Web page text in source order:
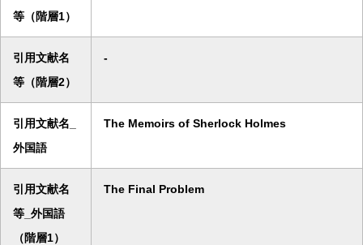
等（階層1）
引用文献名
等（階層2）
-
引用文献名_
外国語
The Memoirs of Sherlock Holmes
引用文献名
等_外国語
（階層1）
The Final Problem